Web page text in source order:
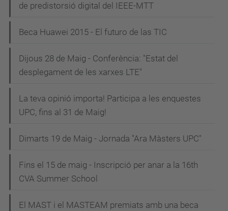
de predistorsió digital del IEEE-MTT
Beca Huawei 2015 - El futuro de las TIC
Dijous 28 de Maig - Conferència: "Estat del
desplegament de les xarxes LTE"
La teva opinió importa! Participa a les enquestes
UPC, fins al 31 de Maig!
Dimarts 19 de Maig - Jornada "Ara Màsters UPC"
Fins el 15 de maig - Inscripció per anar a la 16th
CVA Summer School
El MAST i el MASTEAM premiats amb una beca